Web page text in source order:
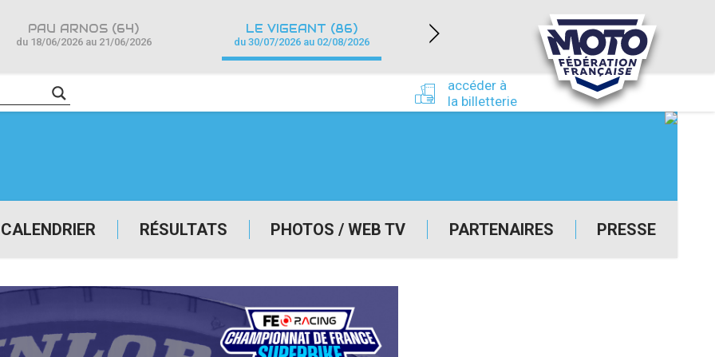
CALENDRIER RÉSULTATS PHOTOS / WEB TV PARTENAIRES PRESSE
accéder à
la billetterie
PAU ARNOS (64)
du 18/06/2026 au 21/06/2026
LE VIGEANT (86)
du 30/07/2026 au 02/08/2026
NEVERS MAGNY-COURS (58)
du 24/09/2026 au 27/09/2026